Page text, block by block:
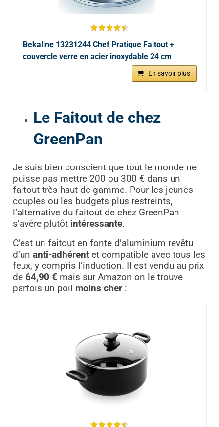
Bekaline 13231244 Chef Pratique Faitout +
couvercle verre en acier inoxydable 24 cm
En savoir plus
Le Faitout de chez
GreenPan
Je suis bien conscient que tout le monde ne
puisse pas mettre 200 ou 300 € dans un
faitout très haut de gamme. Pour les jeunes
couples ou les budgets plus restreints,
l’alternative du faitout de chez GreenPan
s’avère plutôt intéressante.
C’est un faitout en fonte d’aluminium revêtu
d’un anti-adhérentet compatible avec tous les
feux, y compris l’induction. Il est vendu au prix
de 64,90 € mais sur Amazon on le trouve
parfois un poil moins cher: